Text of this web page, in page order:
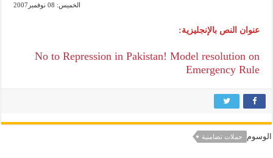
الخميس: 08 نوفمبر2007
عنوان النص بالإنجليزية:
No to Repression in Pakistan! Model resolution on
Emergency Rule
الوسوم حملات تضامنية